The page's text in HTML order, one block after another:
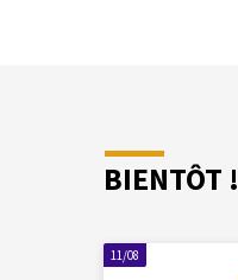
BIENTÔT !
11/08